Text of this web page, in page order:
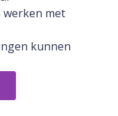
met
kunnen